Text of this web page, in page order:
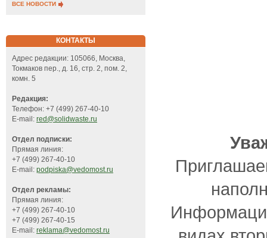
ВСЕ НОВОСТИ
КОНТАКТЫ
Адрес редакции: 105066, Москва,
Токмаков пер., д. 16, стр. 2, пом. 2,
комн. 5
Редакция:
Телефон: +7 (499) 267-40-10
E-mail: red@solidwaste.ru
Отдел подписки:
Прямая линия:
+7 (499) 267-40-10
E-mail: podpiska@vedomost.ru
Отдел рекламы:
Прямая линия:
+7 (499) 267-40-10
+7 (499) 267-40-15
E-mail: reklama@vedomost.ru